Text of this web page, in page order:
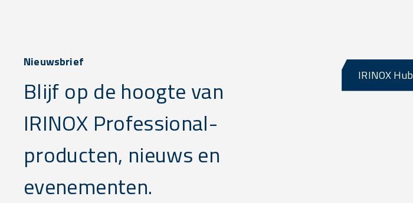
Nieuwsbrief
Blijf op de hoogte van
IRINOX Professional-
producten, nieuws en
evenementen.
IRINOX Hub